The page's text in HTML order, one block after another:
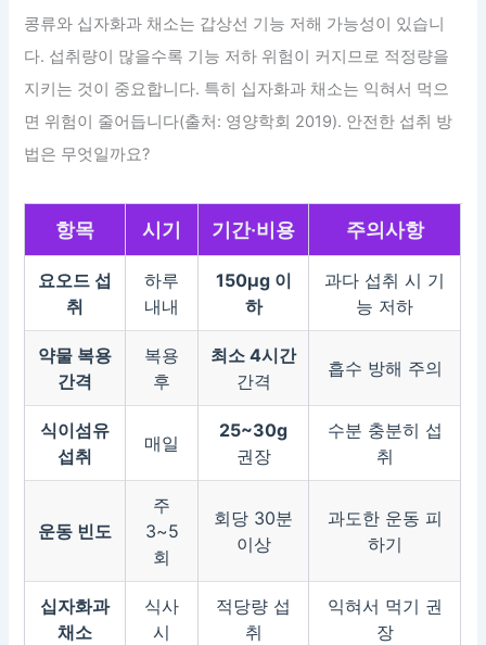
콩류와 십자화과 채소는 갑상선 기능 저해 가능성이 있습니
다. 섭취량이 많을수록 기능 저하 위험이 커지므로 적정량을
지키는 것이 중요합니다. 특히 십자화과 채소는 익혀서 먹으
면 위험이 줄어듭니다(출처: 영양학회 2019). 안전한 섭취 방
법은 무엇일까요?
항목 시기 기간·비용 주의사항
요오드 섭
취
하루
내내
150μg 이
하
과다 섭취 시 기
능 저하
약물 복용
간격
복용
후
최소 4시간
간격
흡수 방해 주의
식이섬유
섭취
매일
25~30g
권장
수분 충분히 섭
취
운동 빈도
주
3~5
회
회당 30분
이상
과도한 운동 피
하기
십자화과
채소
식사
시
적당량 섭
취
익혀서 먹기 권
장